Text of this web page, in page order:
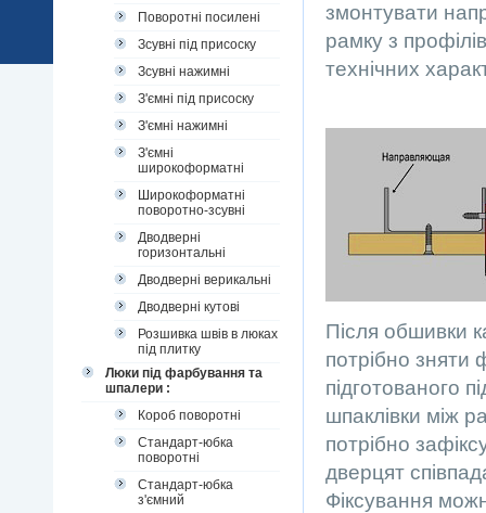
Поворотні посилені
Зсувні під присоску
Зсувні нажимні
З'ємні під присоску
З'ємні нажимні
З'ємні
широкоформатні
Широкоформатні
поворотно-зсувні
Дводверні
горизонтальні
Дводверні верикальні
Дводверні кутові
Розшивка швів в люках
під плитку
Люки під фарбування та
шпалери :
Короб поворотні
Стандарт-юбка
поворотні
Стандарт-юбка
з'ємний
змонтувати
рамку з
технічних
Після обшивки
потрібно зняти
підготованого
шпаклівки між
потрібно
дверцят
Фіксування